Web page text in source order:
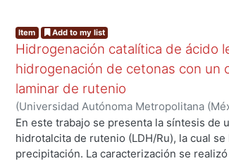
aminoácido-triazol han presentado
reacciones de condensación 1,4; cuando
carbohidratos y aminoácidos se
En este trabajo, se presenta la síntesis de
alofuranosa y prolina catalizada por CuI,
compuestos con mucho potencial,
en su estructura. Los compuestos
por espectroscopia de infrarrojo (IR) y
Item Add to my list
Hidrogenación catalítica de ácido
hidrogenación de cetonas con un
laminar de rutenio
(Universidad Autónoma Metropolitana
Ciencias Básicas e Ingeniería. ,2020)
Blanca Ivonne;Lomas Lara, Paola Rocío ;
Leticia;Ángeles Beltrán, Deyanira
En este trabajo se presenta la síntesis de
hidrotalcita de rutenio (LDH/Ru), la cual
precipitación. La caracterización se